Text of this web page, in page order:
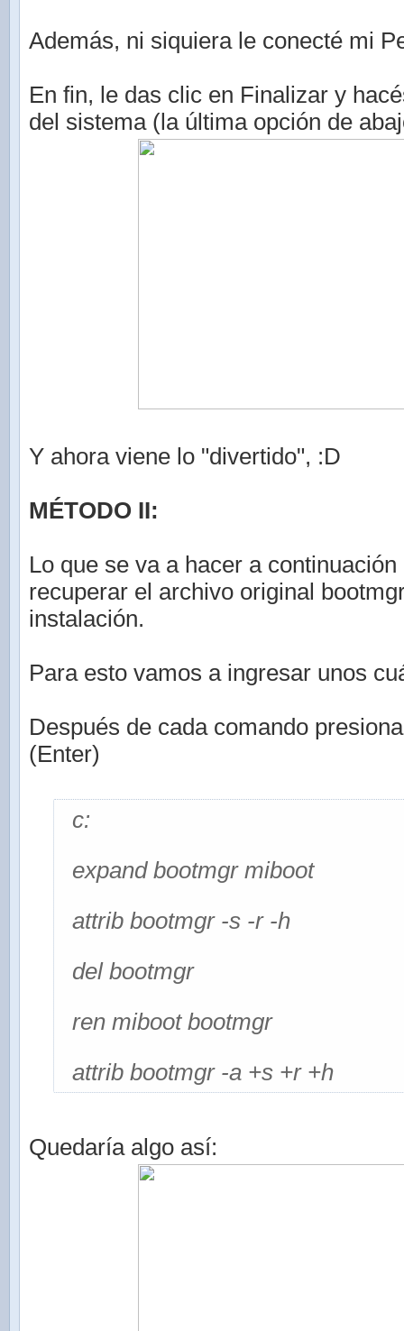
Además, ni siquiera le conecté mi
En fin, le das clic en Finalizar y
del sistema (la última opción de
Y ahora viene lo "divertido", :D
MÉTODO II:
Lo que se va a hacer a
recuperar el archivo original
instalación.
Para esto vamos a ingresar unos
Después de cada comando
(Enter)
c:
expand bootmgr miboot
attrib bootmgr -s -r -h
del bootmgr
ren miboot bootmgr
attrib bootmgr -a +s +r +h
Quedaría algo así: